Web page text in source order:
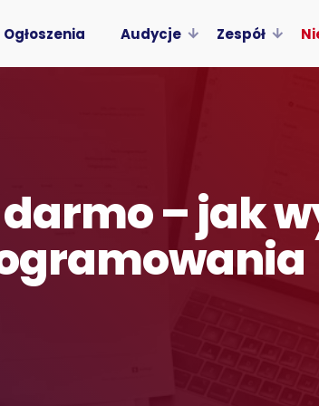
Ogłoszenia Audycje Zespół
– jak